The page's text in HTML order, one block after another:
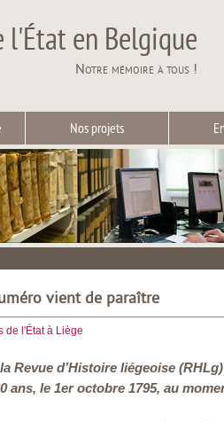
l'État en Belgique
Notre mémoire à tous !
Nos projets
vient de paraître
de l'État à Liège
Revue d’Histoire liégeoise
le 1er octobre 1795, au